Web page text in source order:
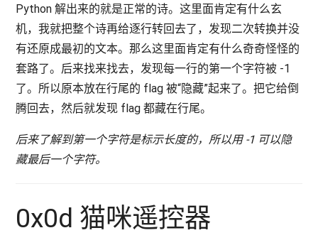
Python 解出来的就是正常的诗。这里面肯定有什么玄
机，我就把整个诗再给逐行转回去了，发现二次转换并没
有还原成最初的文本。那么这里面肯定有什么奇奇怪怪的
套路了。后来找来找去，发现每一行的第一个字符被 -1
了。所以原本放在行尾的 flag 被“隐藏”起来了。把它给倒
腾回去，然后就发现 flag 都藏在行尾。
后来了解到第一个字符是标示长度的，所以用 -1 可以隐
藏最后一个字符。
0x0d 猫咪遥控器